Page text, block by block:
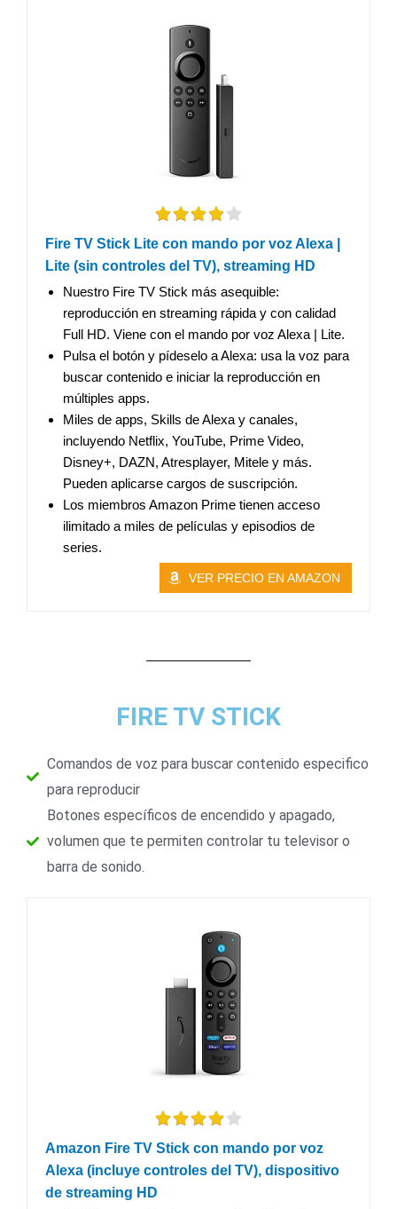
Fire TV Stick Lite con mando por voz Alexa |
Lite (sin controles del TV), streaming HD
Nuestro Fire TV Stick más asequible:
reproducción en streaming rápida y con calidad
Full HD. Viene con el mando por voz Alexa | Lite.
Pulsa el botón y pídeselo a Alexa: usa la voz para
buscar contenido e iniciar la reproducción en
múltiples apps.
Miles de apps, Skills de Alexa y canales,
incluyendo Netflix, YouTube, Prime Video,
Disney+, DAZN, Atresplayer, Mitele y más.
Pueden aplicarse cargos de suscripción.
Los miembros Amazon Prime tienen acceso
ilimitado a miles de películas y episodios de
series.
VER PRECIO EN AMAZON
FIRE TV STICK
Comandos de voz para buscar contenido especifico
para reproducir
Botones específicos de encendido y apagado,
volumen que te permiten controlar tu televisor o
barra de sonido.
Amazon Fire TV Stick con mando por voz
Alexa (incluye controles del TV), dispositivo
de streaming HD